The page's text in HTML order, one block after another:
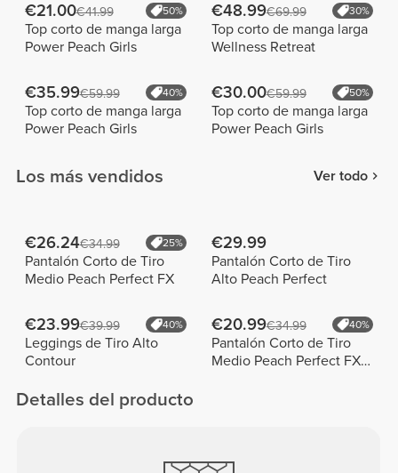
€21.00€41.99 50%
Top corto de manga larga
Power Peach Girls
€48.99€69.99 30%
Top corto de manga larga
Wellness Retreat
€35.99€59.99 40%
Top corto de manga larga
Power Peach Girls
€30.00€59.99 50%
Top corto de manga larga
Power Peach Girls
Los más vendidos Ver todo
€26.24€34.99 25%
Pantalón Corto de Tiro
Medio Peach Perfect FX
€29.99
Pantalón Corto de Tiro
Alto Peach Perfect
€23.99€39.99 40%
Leggings de Tiro Alto
Contour
€20.99€34.99 40%
Pantalón Corto de Tiro
Medio Peach Perfect FX
Detalles del producto